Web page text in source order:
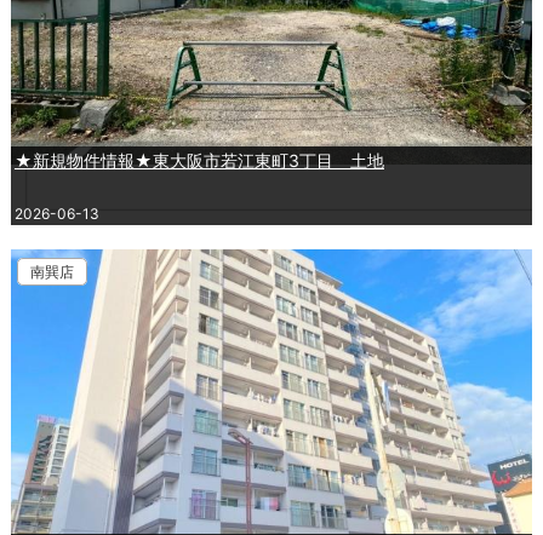
★新規物件情報★東大阪市若江東町3丁目 土地
2026-06-13
南巽店